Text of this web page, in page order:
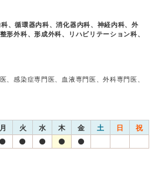
、循環器内科、消化器内科、神経内科、外
形外科、形成外科、リハビリテーション科、
、感染症専門医、血液専門医、外科専門医、
月 火 水 木 金 土 日 祝